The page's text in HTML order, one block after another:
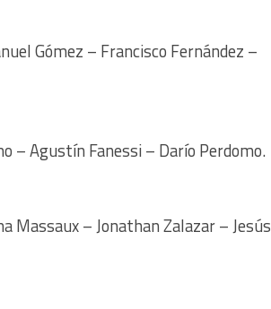
Gómez – Francisco Fernández –
– Agustín Fanessi – Darío Perdomo.
Massaux – Jonathan Zalazar – Jesús